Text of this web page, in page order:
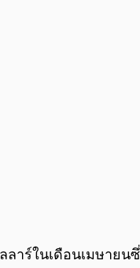
ร์ในเดือนเมษายนซึ่ง